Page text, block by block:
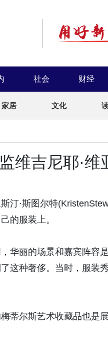
社会 财经
家居 文化
维吉尼耶·维
汀·斯图尔特
的服装上。
华丽的场景和嘉宾阵容
这种奢侈。当时，服装
蒂尔斯艺术收藏品也是